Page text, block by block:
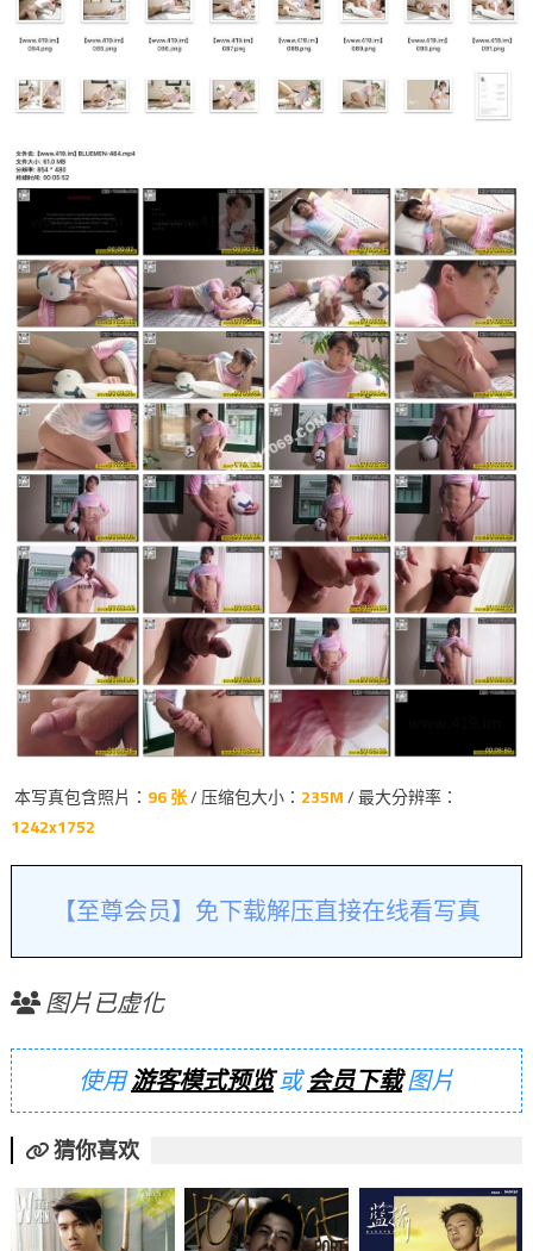
本写真包含照片： 96 张/ 压缩包大小： 235M/ 最大分辨率：
1242x1752
【至尊会员】免下载解压直接在线看写真
图片已虚化
使用游客模式预览或会员下载图片
猜你喜欢